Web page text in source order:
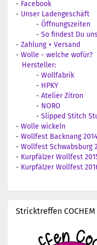
- Facebook
- Unser Ladengeschäft
- Öffnungszeiten
- So findest Du uns
- Zahlung + Versand
- Wolle - welche wofür?
Hersteller:
- Wollfabrik
- HPKY
- Atelier Zitron
- NORO
- Slipped Stitch
- Wolle wickeln
- Wollfest Backnang 2014
- Wollfest Schwabsburg
- Kurpfälzer Wollfest
- Kurpfälzer Wollfest
Stricktreffen COCHEM